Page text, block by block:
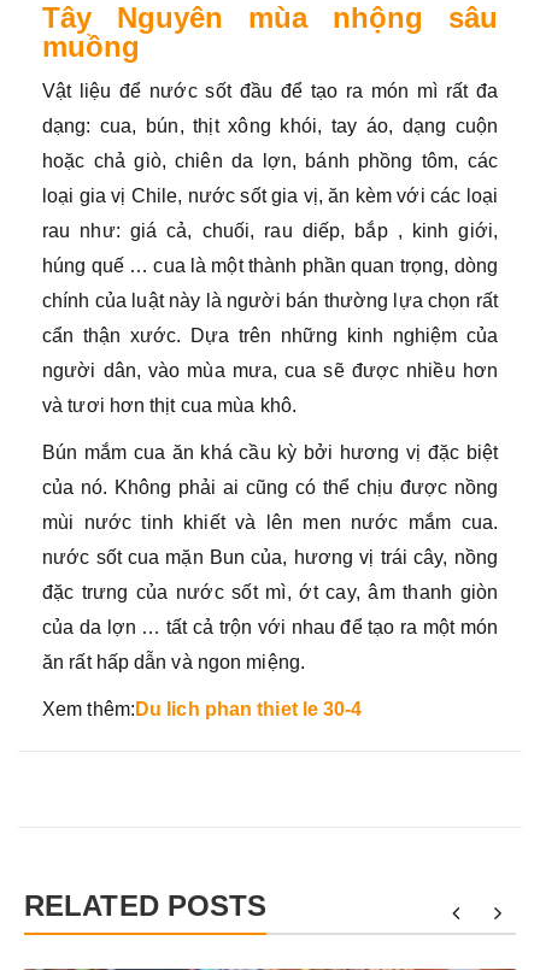
Tây Nguyên mùa nhộng sâu
muồng
Vật liệu để nước sốt đầu để tạo ra món mì rất đa
dạng: cua, bún, thịt xông khói, tay áo, dạng cuộn
hoặc chả giò, chiên da lợn, bánh phồng tôm, các
loại gia vị Chile, nước sốt gia vị, ăn kèm với các loại
rau như: giá cả, chuối, rau diếp, bắp , kinh giới,
húng quế … cua là một thành phần quan trọng, dòng
chính của luật này là người bán thường lựa chọn rất
cẩn thận xước. Dựa trên những kinh nghiệm của
người dân, vào mùa mưa, cua sẽ được nhiều hơn
và tươi hơn thịt cua mùa khô.
Bún mắm cua ăn khá cầu kỳ bởi hương vị đặc biệt
của nó. Không phải ai cũng có thể chịu được nồng
mùi nước tinh khiết và lên men nước mắm cua.
nước sốt cua mặn Bun của, hương vị trái cây, nồng
đặc trưng của nước sốt mì, ớt cay, âm thanh giòn
của da lợn … tất cả trộn với nhau để tạo ra một món
ăn rất hấp dẫn và ngon miệng.
Xem thêm: Du lich phan thiet le 30-4
RELATED POSTS